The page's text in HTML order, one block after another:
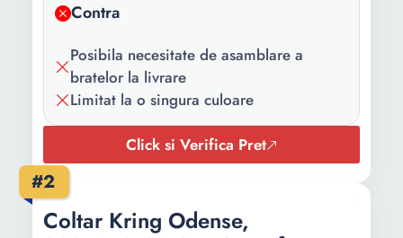
Numar perne
decorative
incluse:
Material cadru: Metal
sezut:
Arcuri Bonell
Lungime sezut:
Contra
Posibila necesitate de asamblare a
bratelor la livrare
Limitat la o singura culoare
Click si Verifica Pret
#2
Coltar Kring Odense,